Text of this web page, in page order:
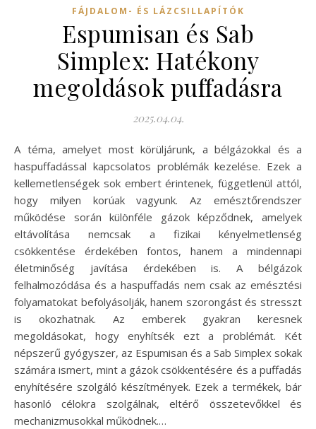
FÁJDALOM- ÉS LÁZCSILLAPÍTÓK
Espumisan és Sab
Simplex: Hatékony
megoldások puffadásra
2025.04.04.
A téma, amelyet most körüljárunk, a bélgázokkal és a
haspuffadással kapcsolatos problémák kezelése. Ezek a
kellemetlenségek sok embert érintenek, függetlenül attól,
hogy milyen korúak vagyunk. Az emésztőrendszer
működése során különféle gázok képződnek, amelyek
eltávolítása nemcsak a fizikai kényelmetlenség
csökkentése érdekében fontos, hanem a mindennapi
életminőség javítása érdekében is. A bélgázok
felhalmozódása és a haspuffadás nem csak az emésztési
folyamatokat befolyásolják, hanem szorongást és stresszt
is okozhatnak. Az emberek gyakran keresnek
megoldásokat, hogy enyhítsék ezt a problémát. Két
népszerű gyógyszer, az Espumisan és a Sab Simplex sokak
számára ismert, mint a gázok csökkentésére és a puffadás
enyhítésére szolgáló készítmények. Ezek a termékek, bár
hasonló célokra szolgálnak, eltérő összetevőkkel és
mechanizmusokkal működnek.…